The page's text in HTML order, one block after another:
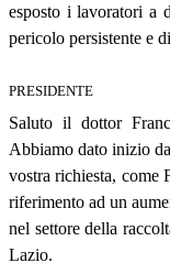
esposto i lavoratori a
pericolo persistente e
PRESIDENTE
Saluto il dottor
Abbiamo dato inizio
vostra richiesta,
riferimento ad un
nel settore della
Lazio.